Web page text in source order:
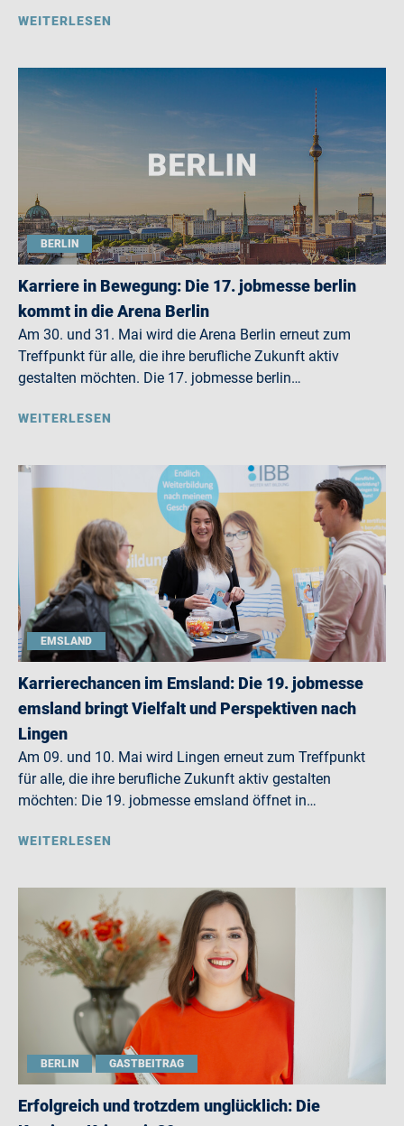
WEITERLESEN
BERLIN
Karriere in Bewegung: Die 17. jobmesse berlin
kommt in die Arena Berlin
Am 30. und 31. Mai wird die Arena Berlin erneut zum
Treffpunkt für alle, die ihre berufliche Zukunft aktiv
gestalten möchten. Die 17. jobmesse berlin…
WEITERLESEN
EMSLAND
Karrierechancen im Emsland: Die 19. jobmesse
emsland bringt Vielfalt und Perspektiven nach
Lingen
Am 09. und 10. Mai wird Lingen erneut zum Treffpunkt
für alle, die ihre berufliche Zukunft aktiv gestalten
möchten: Die 19. jobmesse emsland öffnet in…
WEITERLESEN
BERLIN GASTBEITRAG
Erfolgreich und trotzdem unglücklich: Die